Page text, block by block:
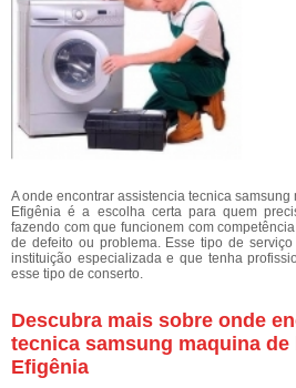
A onde encontrar assistencia tecnica
Efigênia é a escolha certa para quem
fazendo com que funcionem com
de defeito ou problema. Esse tipo de
instituição especializada e que tenha
esse tipo de conserto.
Descubra mais sobre onde
tecnica samsung maquina de
Efigênia